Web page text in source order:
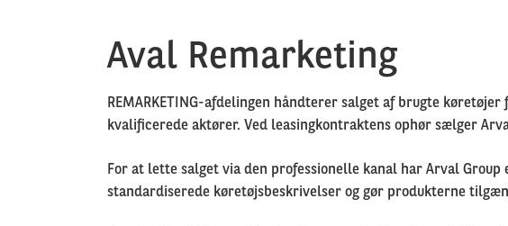
Aval Remarketing
REMARKETING-afdelingen håndterer salget af brugte
kvalificerede aktører. Ved leasingkontraktens ophør sælger
For at lette salget via den professionelle kanal har Arval
standardiserede køretøjsbeskrivelser og gør produkterne